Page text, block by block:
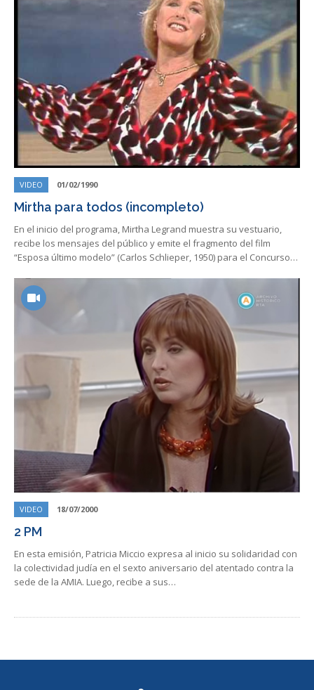
VIDEO 01/02/1990
Mirtha para todos (incompleto)
En el inicio del programa, Mirtha Legrand muestra su vestuario,
recibe los mensajes del público y emite el fragmento del film
“Esposa último modelo” (Carlos Schlieper, 1950) para el Concurso…
VIDEO 18/07/2000
2 PM
En esta emisión, Patricia Miccio expresa al inicio su solidaridad con
la colectividad judía en el sexto aniversario del atentado contra la
sede de la AMIA. Luego, recibe a sus…